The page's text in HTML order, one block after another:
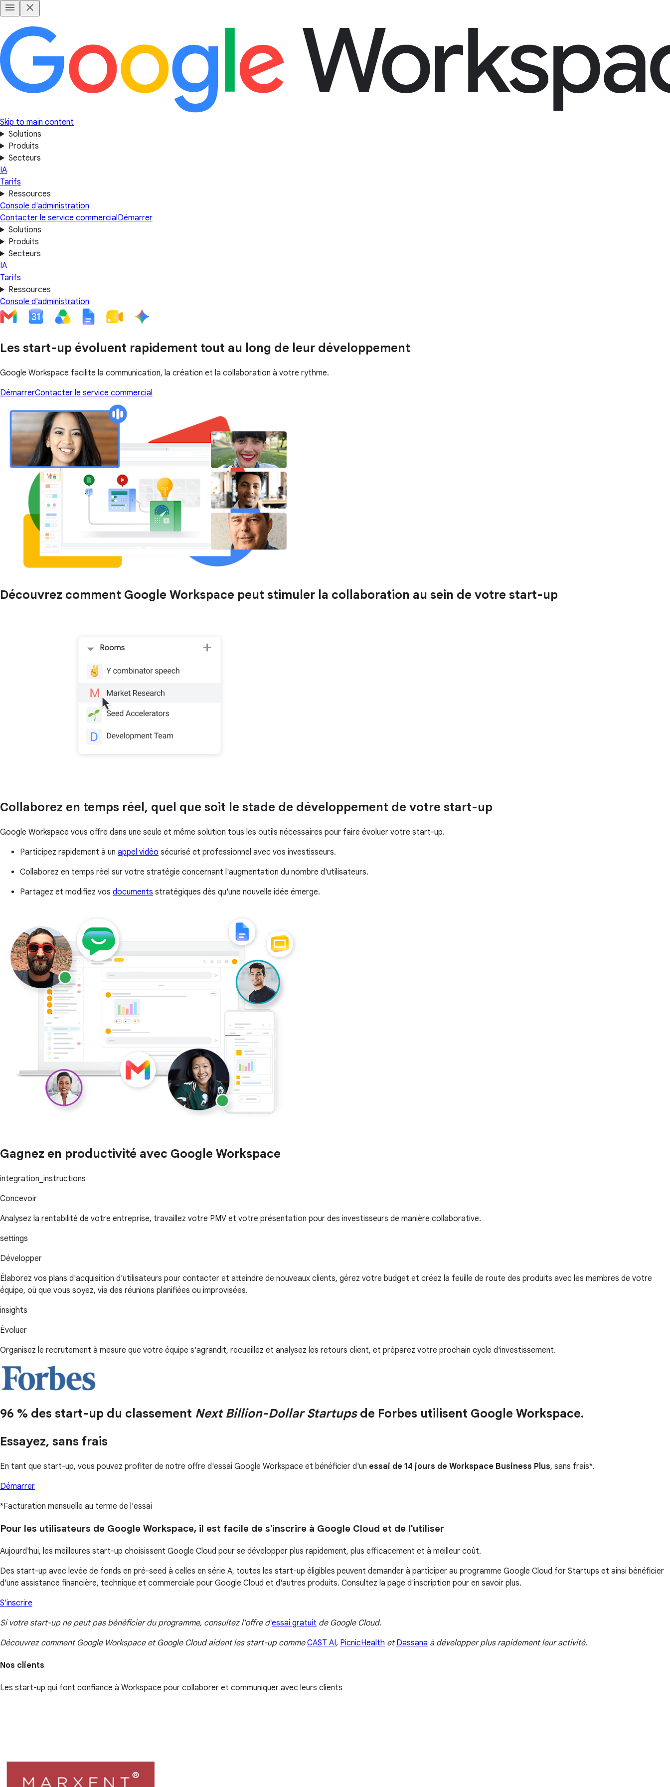
Skip to main content
Solutions
Produits
Secteurs
IA
Tarifs
Ressources
Console d'administration
Contacter le service commercialDémarrer
Solutions
Produits
Secteurs
IA
Tarifs
Ressources
Console d'administration
Les start-up évoluent rapidement tout au long de leur développement
Google Workspace facilite la communication, la création et la collaboration à votre rythme.
DémarrerContacter le service commercial
Découvrez comment Google Workspace peut stimuler la collaboration au sein de votre start-up
Collaborez en temps réel, quel que soit le stade de développement de votre start-up
Google Workspace vous offre dans une seule et même solution tous les outils nécessaires pour faire évoluer votre start-up.
Participez rapidement à un appel vidéo sécurisé et professionnel avec vos investisseurs.
Collaborez en temps réel sur votre stratégie concernant l'augmentation du nombre d'utilisateurs.
Partagez et modifiez vos documents stratégiques dès qu'une nouvelle idée émerge.
Gagnez en productivité avec Google Workspace
integration_instructions
Concevoir
Analysez la rentabilité de votre entreprise, travaillez votre PMV et votre présentation pour des investisseurs de manière collaborative.
settings
Développer
Élaborez vos plans d'acquisition d'utilisateurs pour contacter et atteindre de nouveaux clients, gérez votre budget et créez la feuille de route des produits avec les membres de votre
équipe, où que vous soyez, via des réunions planifiées ou improvisées.
insights
Évoluer
Organisez le recrutement à mesure que votre équipe s'agrandit, recueillez et analysez les retours client, et préparez votre prochain cycle d'investissement.
96 % des start-up du classement Next Billion-Dollar Startupsde Forbes utilisent Google Workspace.
Essayez, sans frais
En tant que start-up, vous pouvez profiter de notre offre d'essai Google Workspace et bénéficier d'un essai de 14 jours de Workspace Business Plus, sans frais*.
Démarrer
*Facturation mensuelle au terme de l'essai
Pour les utilisateurs de Google Workspace, il est facile de s'inscrire à Google Cloud et de l'utiliser
Aujourd'hui, les meilleures start-up choisissent Google Cloud pour se développer plus rapidement, plus efficacement et à meilleur coût.
Des start-up avec levée de fonds en pré-seed à celles en série A, toutes les start-up éligibles peuvent demander à participer au programme Google Cloud for Startups et ainsi bénéficier
d'une assistance financière, technique et commerciale pour Google Cloud et d'autres produits. Consultez la page d'inscription pour en savoir plus.
S'inscrire
Si votre start-up ne peut pas bénéficier du programme, consultez l'offre d'essai gratuit de Google Cloud.
Découvrez comment Google Workspace et Google Cloud aident les start-up commeCAST AI, PicnicHealth et Dassana à développer plus rapidement leur activité.
Nos clients
Les start-up qui font confiance à Workspace pour collaborer et communiquer avec leurs clients